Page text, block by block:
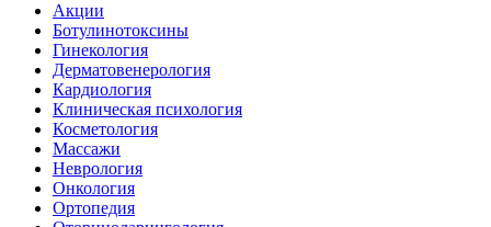
Акции
Ботулинотоксины
Гинекология
Дерматовенерология
Кардиология
Клиническая психология
Косметология
Массажи
Неврология
Онкология
Ортопедия